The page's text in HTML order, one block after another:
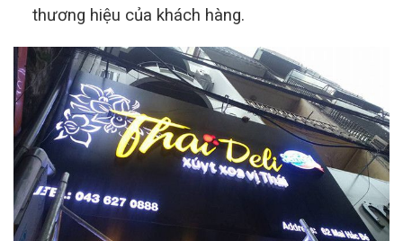
thương hiệu của khách hàng.